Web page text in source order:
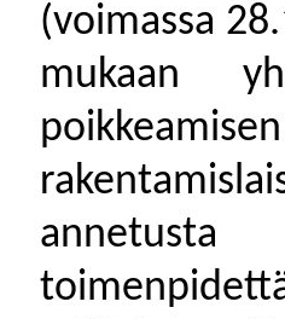
(voimassa
mukaan